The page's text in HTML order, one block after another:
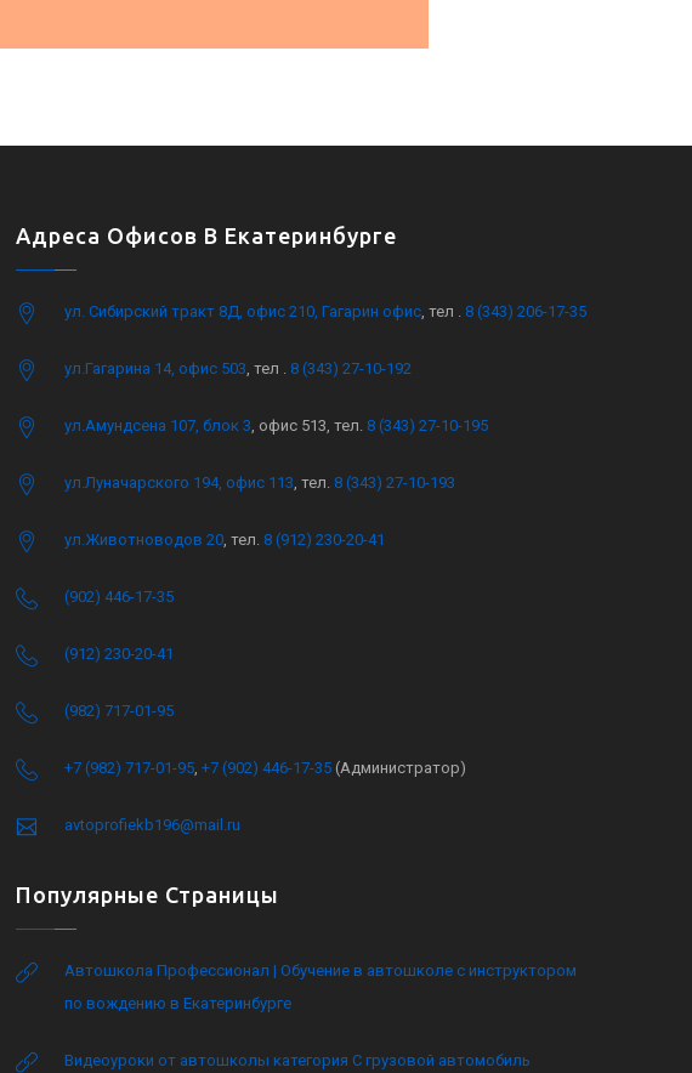
Адреса Офисов В Екатеринбурге
ул. Сибирский тракт 8Д, офис 210, Гагарин офис, тел . 8 (343) 206-17-35
ул.Гагарина 14, офис 503, тел . 8 (343) 27-10-192
ул.Амундсена 107, блок 3, офис 513, тел. 8 (343) 27-10-195
ул.Луначарского 194, офис 113, тел. 8 (343) 27-10-193
ул.Животноводов 20, тел. 8 (912) 230-20-41
(902) 446-17-35
(912) 230-20-41
(982) 717-01-95
+7 (982) 717-01-95, +7 (902) 446-17-35 (Администратор)
avtoprofiekb196@mail.ru
Популярные Страницы
Автошкола Профессионал | Обучение в автошколе с инструктором
по вождению в Екатеринбурге
Видеоуроки от автошколы категория C грузовой автомобиль